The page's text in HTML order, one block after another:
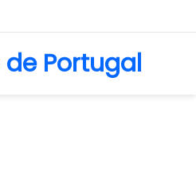
Portugal